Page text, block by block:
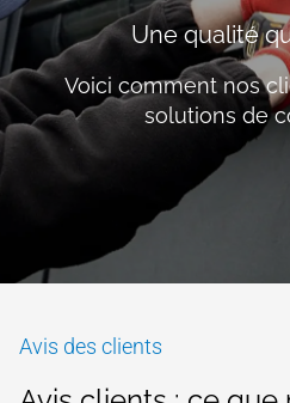
Une qualité
Voici comment nos
solutions de
Avis des clients